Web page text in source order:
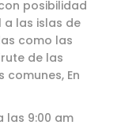
posibilidad
las islas de
como las
de las
comunes, En
las 9:00 am